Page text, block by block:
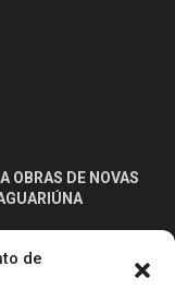
de
OBRAS DE NOVAS
Alfabetizador chega
da rede municipal